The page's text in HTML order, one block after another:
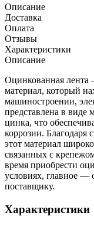
Описание
Доставка
Оплата
Отзывы
Характеристики
Описание
Оцинкованная лента
материал, который
машиностроении,
представлена в виде
цинка, что
коррозии. Благодаря
этот материал
связанных с
время приобрести
условиях, главное —
поставщику.
Характеристики